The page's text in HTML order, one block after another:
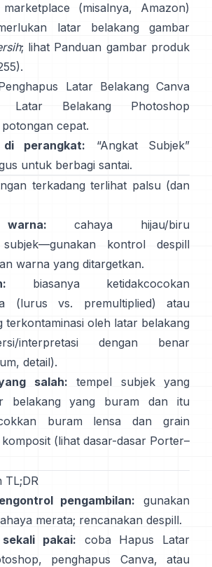
marketplace (misalnya, Amazon)
latar belakang gambar
; lihat Panduan gambar produk
Latar Belakang Canva
Latar BelakangPhotoshop
cepat.
di perangkat: “Angkat Subjek”
untuk berbagi santai.
terkadang terlihat palsu (dan
cahaya hijau/biru
kontrol despill
warna yang ditargetkan.
biasanya ketidakcocokan
(lurus vs. premultiplied) atau
terkontaminasi oleh latar belakang
interpretasi dengan benar
, detail).
salah: tempel subjek yang
belakang yang buram dan itu
buram lensa dan grain
(lihat dasar-dasar Porter–
TL;DR
pengambilan: gunakan
merata; rencanakan despill.
pakai: coba Hapus Latar
penghapus Canva, atau